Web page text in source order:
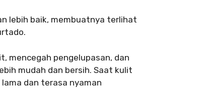
lebih baik, membuatnya terlihat
mencegah pengelupasan, dan
mudah dan bersih. Saat kulit
dan terasa nyaman